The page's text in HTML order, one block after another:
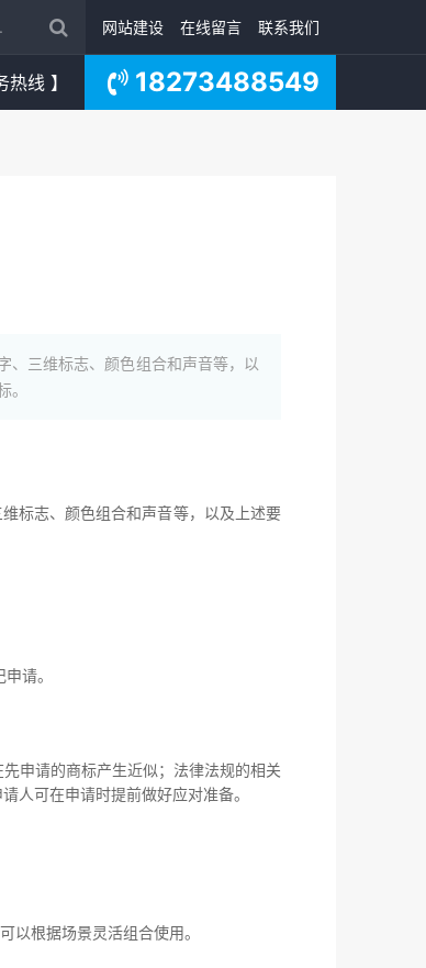
网站建设 在线留言 联系我们
热线 】 18273488549
、三维标志、颜色组合和声音等，以
标志、颜色组合和声音等，以及上述要
请。
申请的商标产生近似；法律法规的相关
人可在申请时提前做好应对准备。
以根据场景灵活组合使用。